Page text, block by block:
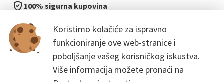
Koristimo kolačiće za ispravno
funkcioniranje ove web-stranice i
poboljšanje vašeg korisničkog iskustva.
Više informacija možete pronaći na
100% sigurna kupovina
bez čekanja u redu